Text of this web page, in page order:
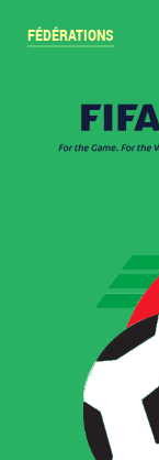
FÉDÉRATIONS